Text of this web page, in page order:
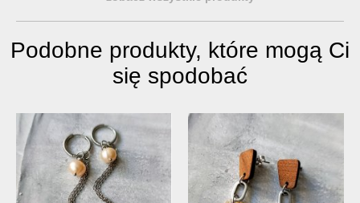
Podobne produkty, które mogą Ci
się spodobać